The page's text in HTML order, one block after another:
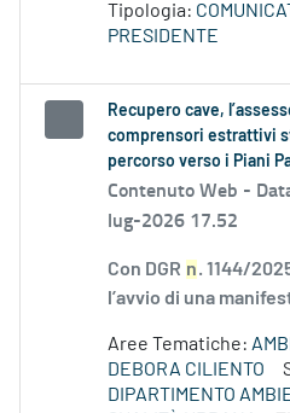
Tipologia:
PRESIDENTE
Recupero cave,
comprensori estrattivi
percorso verso i Piani
Contenuto Web -
lug-2026 17.52
Con DGR n. 1144/
l’avvio di una
Aree Tematiche:
DEBORA CILIENTO
DIPARTIMENTO